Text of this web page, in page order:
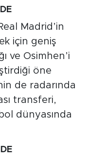
Madrid’in
için geniş
ve Osimhen’i
öne
de radarında
transferi,
dünyasında